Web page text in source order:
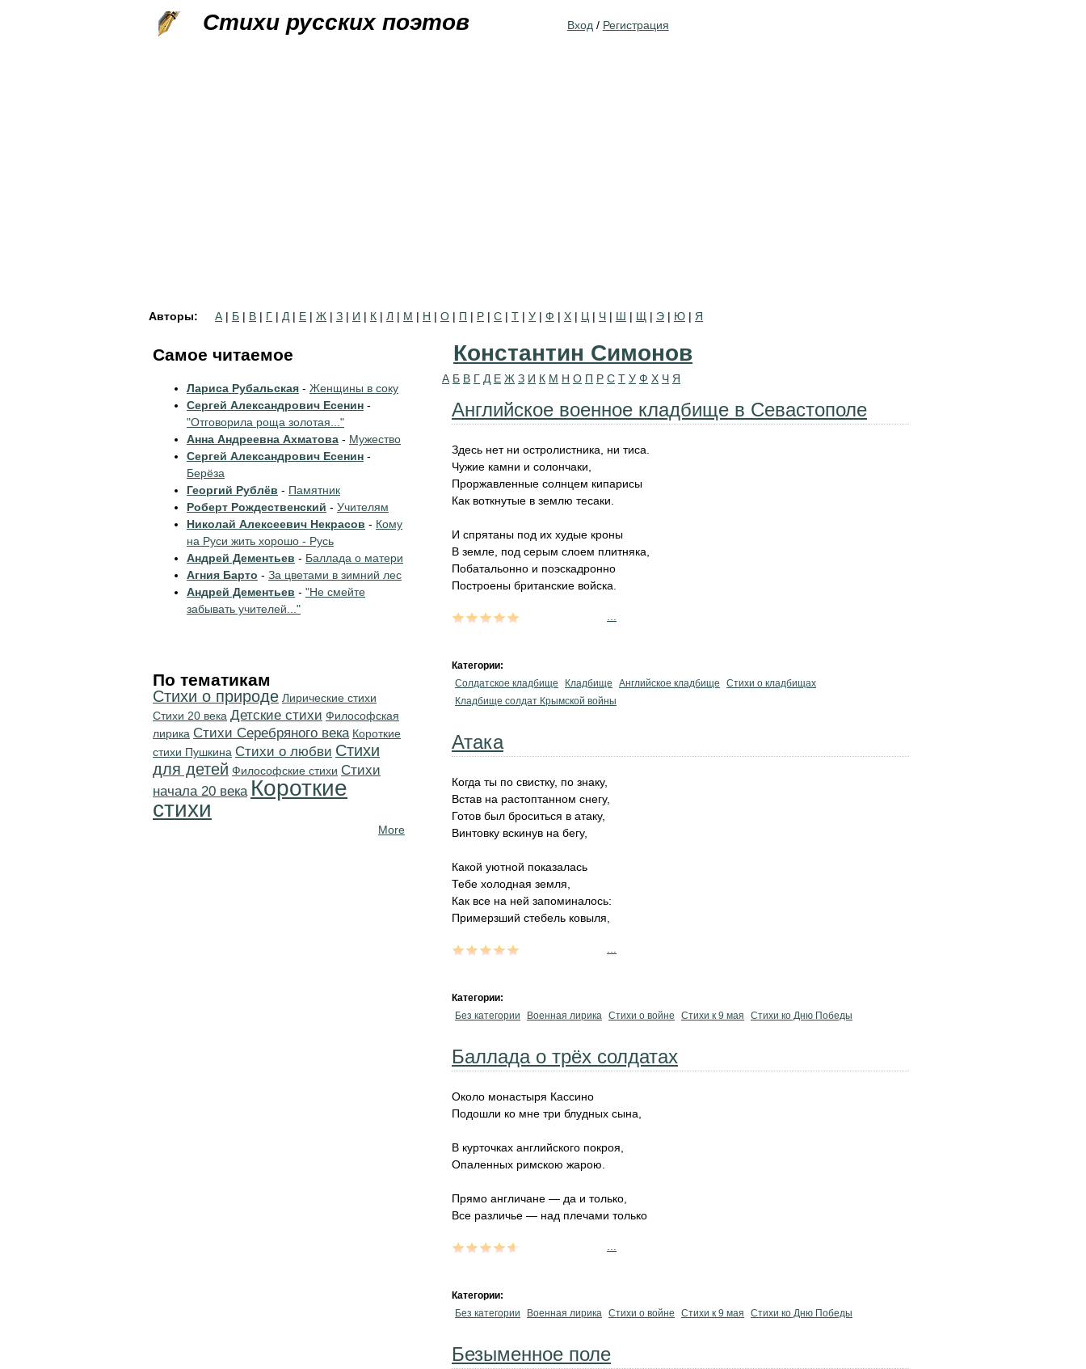
Стихи русских поэтов Вход / Регистрация
Авторы: А | Б | В | Г | Д | Е | Ж | З | И | К | Л | М | Н | О | П | Р | С | Т | У | Ф | Х | Ц | Ч | Ш | Щ | Э | Ю | Я
Константин Симонов
А Б В Г Д Е Ж З И К М Н О П Р С Т У Ф Х Ч Я
Английское военное кладбище в Севастополе
Здесь нет ни остролистника, ни тиса.
Чужие камни и солончаки,
Проржавленные солнцем кипарисы
Как воткнутые в землю тесаки.
И спрятаны под их худые кроны
В земле, под серым слоем плитняка,
Побатальонно и поэскадронно
Построены британские войска.
Категории:
Солдатское кладбище
Кладбище Английское кладбище
Стихи о кладбищах
Кладбище солдат Крымской войны
Атака
Когда ты по свистку, по знаку,
Встав на растоптанном снегу,
Готов был броситься в атаку,
Винтовку вскинув на бегу,
Какой уютной показалась
Тебе холодная земля,
Как все на ней запоминалось:
Примерзший стебель ковыля,
Категории:
Без категории
Военная лирика Стихи о войне Стихи к 9 мая Стихи ко Дню Победы
Баллада о трёх солдатах
Около монастыря Кассино
Подошли ко мне три блудных сына,
В курточках английского покроя,
Опаленных римскою жарою.
Прямо англичане — да и только,
Все различье — над плечами только
Категории:
Без категории
Военная лирика Стихи о войне Стихи к 9 мая Стихи ко Дню Победы
Безыменное поле
Самое читаемое
Лариса Рубальская - Женщины в соку
Сергей Александрович Есенин -
"Отговорила роща золотая..."
Анна Андреевна Ахматова - Мужество
Сергей Александрович Есенин -
Берёза
Георгий Рублёв - Памятник
Роберт Рождественский - Учителям
Николай Алексеевич Некрасов - Кому
на Руси жить хорошо - Русь
Андрей Дементьев - Баллада о матери
Агния Барто - За цветами в зимний лес
Андрей Дементьев - "Не смейте
забывать учителей..."
По тематикам
Стихи о природе Лирические стихи
Стихи 20 века Детские стихи Философская
лирика Cтихи Серебряного века Короткие
стихи Пушкина Стихи о любви Стихи
для детей Философские стихи Cтихи
начала 20 века Короткие
стихи
More